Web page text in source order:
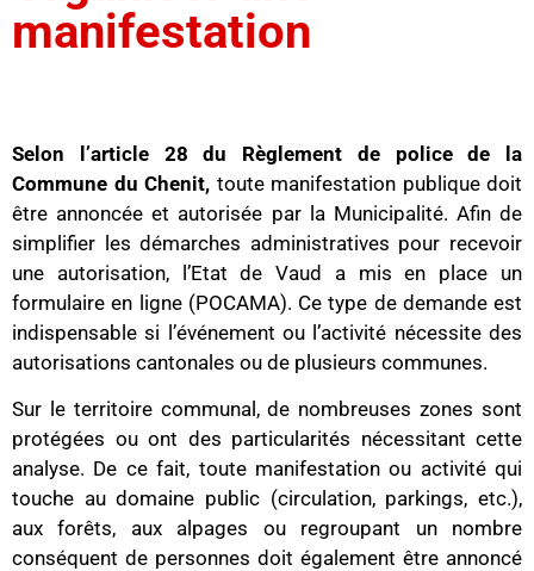
manifestation
Selon l’article 28 du Règlement de police de la
Commune du Chenit, toute manifestation publique doit
être annoncée et autorisée par la Municipalité. Afin de
simplifier les démarches administratives pour recevoir
une autorisation, l’Etat de Vaud a mis en place un
formulaire en ligne (POCAMA). Ce type de demande est
indispensable si l’événement ou l’activité nécessite des
autorisations cantonales ou de plusieurs communes.
Sur le territoire communal, de nombreuses zones sont
protégées ou ont des particularités nécessitant cette
analyse. De ce fait, toute manifestation ou activité qui
touche au domaine public (circulation, parkings, etc.),
aux forêts, aux alpages ou regroupant un nombre
conséquent de personnes doit également être annoncé